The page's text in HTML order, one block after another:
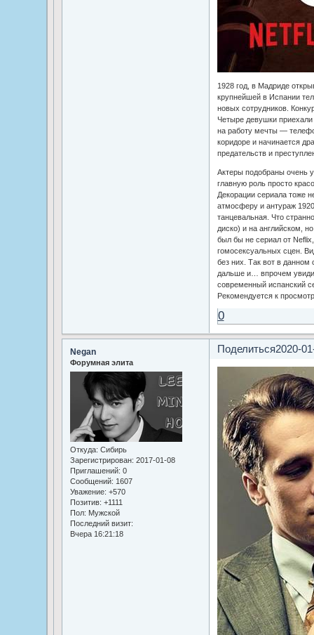
1928 год, в Мадриде
крупнейшей в Испании
новых сотрудников.
Четыре девушки приехали
на работу мечты —
коридоре и начинается
предательств и
Актеры подобраны очень
главную роль просто
Декорации сериала тоже
атмосферу и антураж
танцевальная. Что
диско) и на английском,
был бы не сериал от
гомосексуальных сцен.
без них. Так вот в
дальше и… впрочем
современный испанский
Рекомендуется к
0
Поделиться2020-
Negan
Форумная элита
Откуда: Сибирь
Зарегистрирован: 2017-01-08
Приглашений: 0
Сообщений: 1607
Уважение: +570
Позитив: +1111
Пол: Мужской
Последний визит:
Вчера 16:21:18